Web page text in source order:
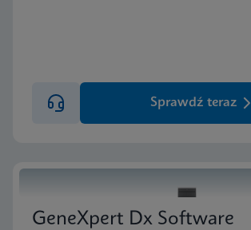
Sprawdź teraz
GeneXpert Dx Software